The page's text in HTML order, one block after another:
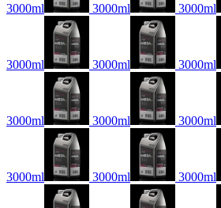
3000ml 3000ml 3000ml
3000ml 3000ml 3000ml
3000ml 3000ml 3000ml
3000ml 3000ml 3000ml